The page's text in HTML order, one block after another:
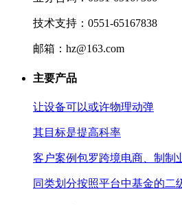
技术支持：0551-65167838
邮箱：hz@163.com
主要产品
让设备可以或许物理动弹
其目标是提高科率
客户案例包罗跨境电商、制制
同类划分按照平台中基金的二